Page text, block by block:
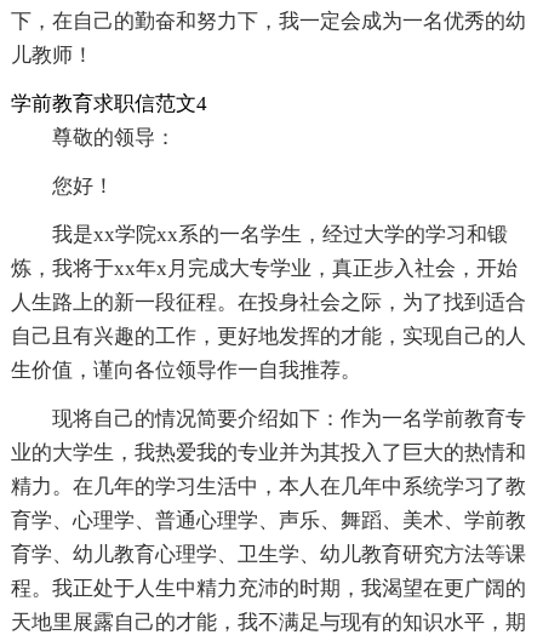
下，在自己的勤奋和努力下，我一定会成为一名优秀的幼
儿教师！
学前教育求职信范文4
尊敬的领导：
您好！
我是xx学院xx系的一名学生，经过大学的学习和锻
炼，我将于xx年x月完成大专学业，真正步入社会，开始
人生路上的新一段征程。在投身社会之际，为了找到适合
自己且有兴趣的工作，更好地发挥的才能，实现自己的人
生价值，谨向各位领导作一自我推荐。
现将自己的情况简要介绍如下：作为一名学前教育专
业的大学生，我热爱我的专业并为其投入了巨大的热情和
精力。在几年的学习生活中，本人在几年中系统学习了教
育学、心理学、普通心理学、声乐、舞蹈、美术、学前教
育学、幼儿教育心理学、卫生学、幼儿教育研究方法等课
程。我正处于人生中精力充沛的时期，我渴望在更广阔的
天地里展露自己的才能，我不满足与现有的知识水平，期